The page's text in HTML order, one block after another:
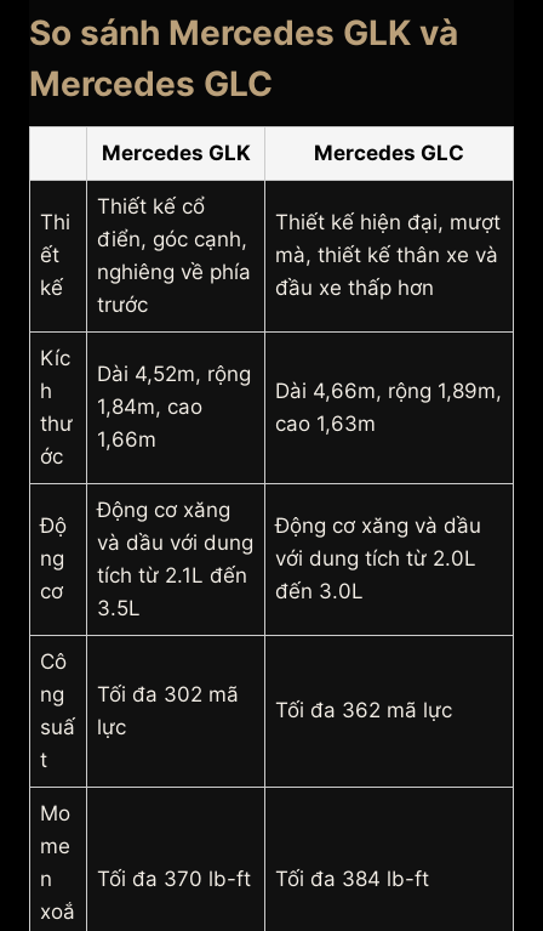
So sánh Mercedes GLK và
Mercedes GLC
Mercedes GLK Mercedes GLC
Thi
ết
kế
Thiết kế cổ
điển, góc cạnh,
nghiêng về phía
trước
Thiết kế hiện đại, mượt
mà, thiết kế thân xe và
đầu xe thấp hơn
Kíc
h
thư
ớc
Dài 4,52m, rộng
1,84m, cao
1,66m
Dài 4,66m, rộng 1,89m,
cao 1,63m
Độ
ng
cơ
Động cơ xăng
và dầu với dung
tích từ 2.1L đến
3.5L
Động cơ xăng và dầu
với dung tích từ 2.0L
đến 3.0L
Cô
ng
suấ
t
Tối đa 302 mã
lực
Tối đa 362 mã lực
Mo
me
n
xoắ
Tối đa 370 lb-ft Tối đa 384 lb-ft